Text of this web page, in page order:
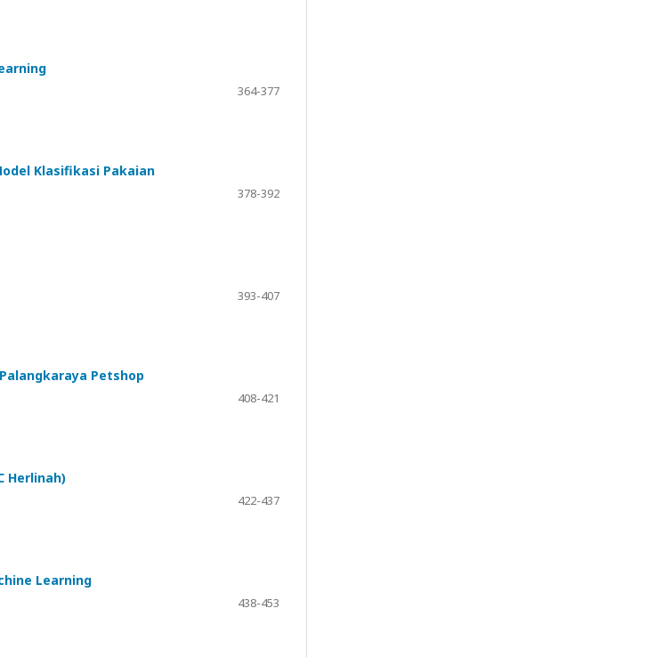
364-377
Klasifikasi Pakaian
378-392
393-407
Petshop
408-421
Herlinah)
422-437
Learning
438-453